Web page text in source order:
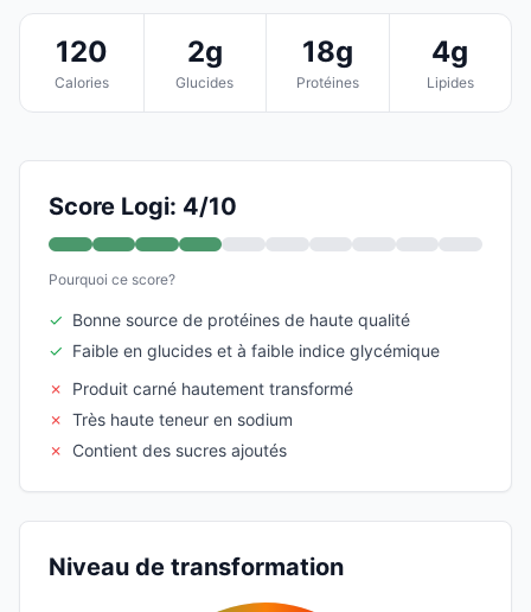
120
Calories
2g
Glucides
18g
Protéines
4g
Lipides
Score Logi: 4/10
Pourquoi ce score?
✓ Bonne source de protéines de haute qualité
✓ Faible en glucides et à faible indice glycémique
✗
Produit carné hautement transformé
✗ Très haute teneur en sodium
✗
Contient des sucres ajoutés
Niveau de transformation